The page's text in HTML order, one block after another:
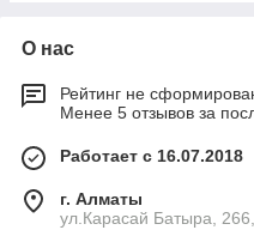
О нас
Рейтинг не
Менее 5 отзывов за
Работает с 16.07.2018
г. Алматы
ул.Карасай Батыра,